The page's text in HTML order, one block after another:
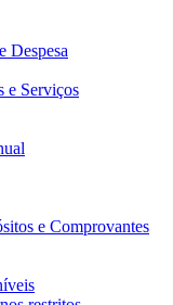
Despesa
e Serviços
e Comprovantes